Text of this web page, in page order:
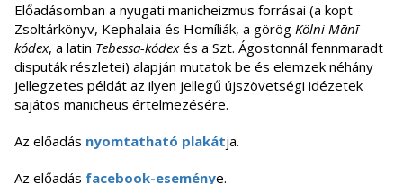
Előadásomban a nyugati manicheizmus forrásai (a kopt
Zsoltárkönyv, Kephalaia és Homíliák, a görög Kölni Mānī-
kódex, a latin Tebessa-kódexés a Szt. Ágostonnál fennmaradt
disputák részletei) alapján mutatok be és elemzek néhány
jellegzetes példát az ilyen jellegű újszövetségi idézetek
sajátos manicheus értelmezésére.
Az előadás nyomtatható plakátja.
Az előadás facebook-eseménye.